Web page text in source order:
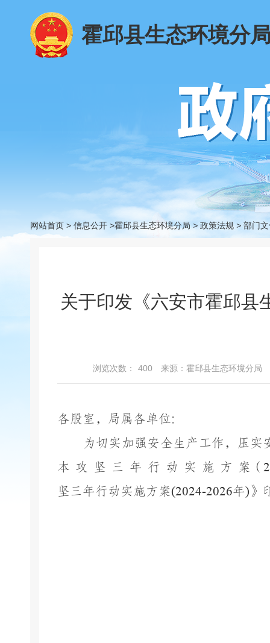
霍邱县生态环境分
网站首页 > 信息公开 >霍邱县生态环境分局 > 政策法规 > 部门
关于印发《六安市霍邱县
浏览次数： 400 来源：霍邱县生态环境分局
各股室，局属各单位:
为切实加强安全生 产工作，压实
本 攻 坚 三 年 行 动 实 施 方 案（
坚三年行动实施方案(2024-2026年) 》